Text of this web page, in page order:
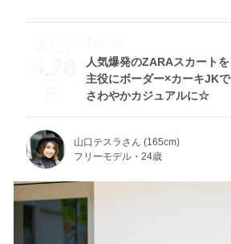
2017
4.28
Fri
人気爆発のZARAスカートを
主役にボーダー×カーキJKで
さわやかカジュアルに☆
Theme
山口テスラさん (165cm)
フリーモデル・24歳